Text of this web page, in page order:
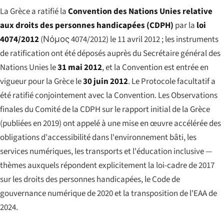
La Grèce a ratifié laConvention des Nations Unies relative
aux droits des personnes handicapées (CDPH) par la loi
4074/2012(Νόμος 4074/2012) le 11 avril 2012 ; les instruments
de ratification ont été déposés auprès du Secrétaire général des
Nations Unies le31 mai 2012, et la Convention est entrée en
vigueur pour la Grèce le30 juin 2012. Le Protocole facultatif a
été ratifié conjointement avec la Convention. Les Observations
finales du Comité de la CDPH sur le rapport initial de la Grèce
(publiées en 2019) ont appelé à une mise en œuvre accélérée des
obligations d'accessibilité dans l'environnement bâti, les
services numériques, les transports et l'éducation inclusive —
thèmes auxquels répondent explicitement la loi-cadre de 2017
sur les droits des personnes handicapées, le Code de
gouvernance numérique de 2020 et la transposition de l'EAA de
2024.